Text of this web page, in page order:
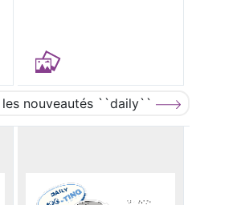
les nouveautés ``daily``